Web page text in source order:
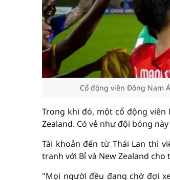
Cổ động viên Đông Nam
Trong khi đó, một cổ động viên
Zealand. Có vẻ như đội bóng
Tài khoản đến từ Thái Lan thì
tranh với Bỉ và New Zealand cho
"Mọi người đều đang chờ đợi